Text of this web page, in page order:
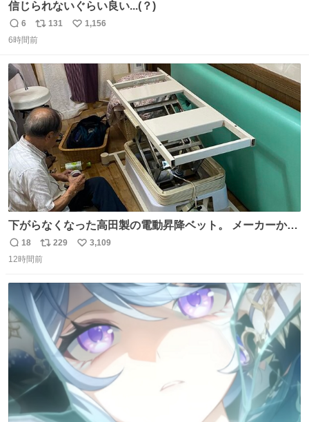
信じられないぐらい良い...(？)
返
信
6
リ
ポ
ト
数
131
い
数
1,156
6時間前
下がらなくなった高田製の電動昇降ベット。 メーカーから
は、完全に見放されたんですが、 見事に85歳の父が治しま
した。 うちの父は、トヨタカローラのボディをオート生産
の配線をハンダで修理している横で、
返
信
18
リ
ポ
ト
229
い
3,109
12時間前